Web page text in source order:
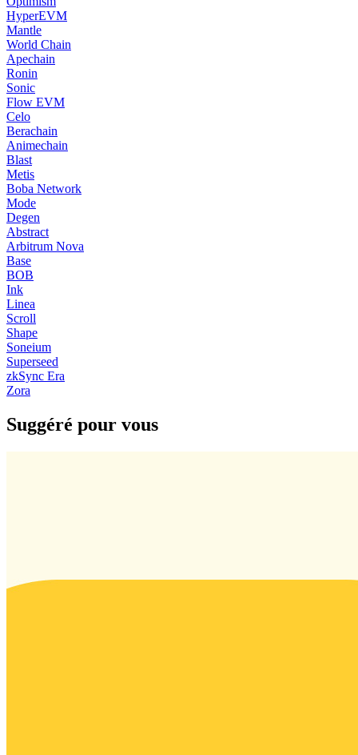
HyperEVM
Mantle
World Chain
Apechain
Ronin
Sonic
Flow EVM
Celo
Berachain
Animechain
Blast
Metis
Boba Network
Mode
Degen
Abstract
Arbitrum Nova
Base
BOB
Ink
Linea
Scroll
Shape
Soneium
Superseed
zkSync Era
Zora
Suggéré pour vous